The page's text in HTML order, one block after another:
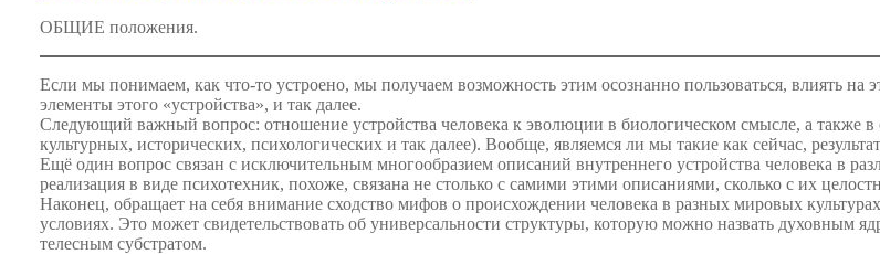
как
устроены?
(Тезисы
к
семинару.)
ОБЩИЕ положения.
Если мы понимаем, как что-то устроено, мы получаем возможность этим осознанно пользоваться, влиять на
элементы этого «устройства», и так далее.
Следующий важный вопрос: отношение устройства человека к эволюции в биологическом смысле, а также
культурных, исторических, психологических и так далее). Вообще, являемся ли мы такие как сейчас,
Ещё один вопрос связан с исключительным многообразием описаний внутреннего устройства человека в
реализация в виде психотехник, похоже, связана не столько с самими этими описаниями, сколько с их
Наконец, обращает на себя внимание сходство мифов о происхождении человека в разных мировых
условиях. Это может свидетельствовать об универсальности структуры, которую можно назвать духовным
телесным субстратом.